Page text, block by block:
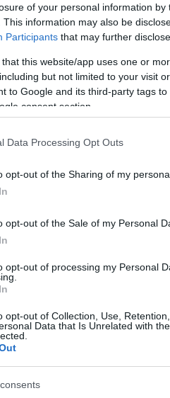
of your personal information by
This information may also be
Participants that may further
that this website/app uses one or
but not limited to your visit
to Google and its third-party tags
consent section.
Data Processing Opt Outs
opt-out of the Sharing of my
opt-out of the Sale of my Personal
opt-out of processing my Personal
opt-out of Collection, Use,
Data that Is Unrelated with
positivo
un atteggiamento
situazioni complicate. Ci
è
diverso. Ricordo quando,
di scrivere ogni giorno tre
o il sorriso di un amico,